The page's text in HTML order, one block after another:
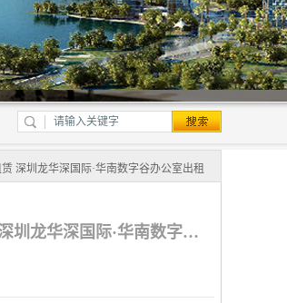
深圳龙华深国际·华南数字谷办公室出租
龙华写字楼民治写字楼出租写字楼租赁 深圳龙华深国际·华南数字谷办公室出租